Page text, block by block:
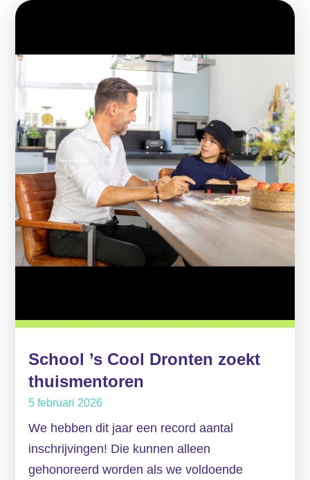
School ’s Cool Dronten zoekt
thuismentoren
5 februari 2026
We hebben dit jaar een record aantal
inschrijvingen! Die kunnen alleen
gehonoreerd worden als we voldoende